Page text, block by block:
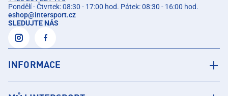
Pondělí - Čtvrtek: 08:30 - 17:00 hod. Pátek: 08:30 - 16:00 hod.
eshop@intersport.cz
SLEDUJTE NÁS
INFORMACE